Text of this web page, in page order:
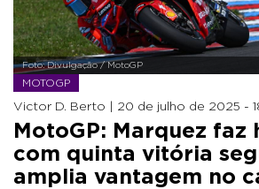
Foto: Divulgação / MotoGP
MOTOGP
Victor D. Berto | 20 de julho de 2025 -
MotoGP: Marquez faz
com quinta vitória
amplia vantagem no